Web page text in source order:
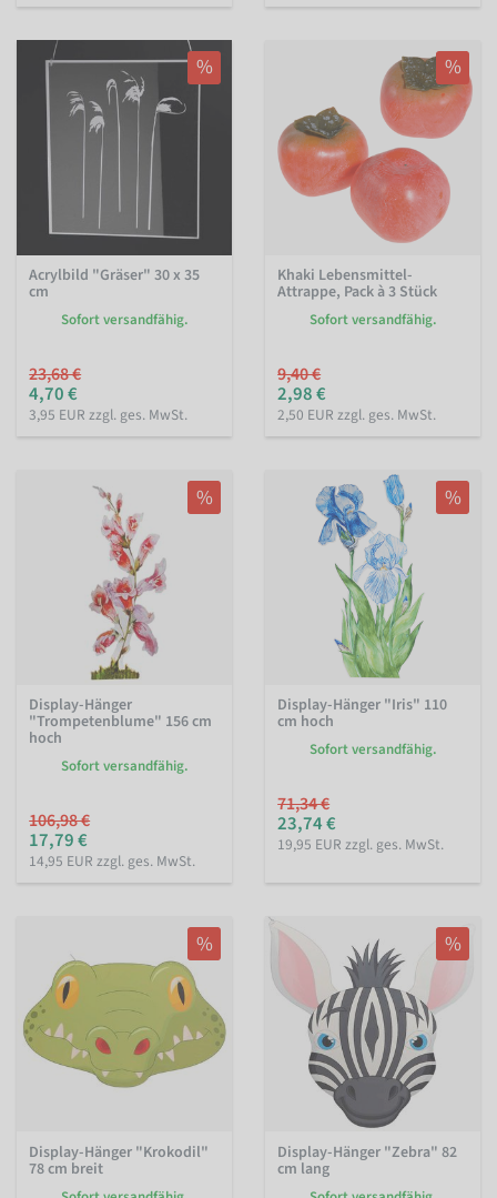
%
Acrylbild "Gräser" 30 x 35
cm
Sofort versandfähig.
23,68 €
4,70 €
3,95 EUR zzgl. ges. MwSt.
%
Khaki Lebensmittel-
Attrappe, Pack à 3 Stück
Sofort versandfähig.
9,40 €
2,98 €
2,50 EUR zzgl. ges. MwSt.
%
Display-Hänger
"Trompetenblume" 156 cm
hoch
Sofort versandfähig.
106,98 €
17,79 €
14,95 EUR zzgl. ges. MwSt.
%
Display-Hänger "Iris" 110
cm hoch
Sofort versandfähig.
71,34 €
23,74 €
19,95 EUR zzgl. ges. MwSt.
%
Display-Hänger "Krokodil"
78 cm breit
%
Display-Hänger "Zebra" 82
cm lang